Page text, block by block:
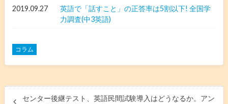
2019.09.27
英語で「話すこと」の正答率は5割以下! 全国学
力調査(中3英語)
コラム
センター後継テスト、英語民間試験導入はどうなるか。アン